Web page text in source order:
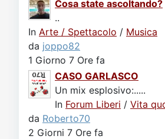
Cosa state ascoltando?
..
In Arte / Spettacolo / Musica
da joppo82
1 Giorno 7 Ore fa
CASO GARLASCO
Un mix esplosivo:.....
In Forum Liberi / Vita
da Roberto70
2 Giorni 7 Ore fa